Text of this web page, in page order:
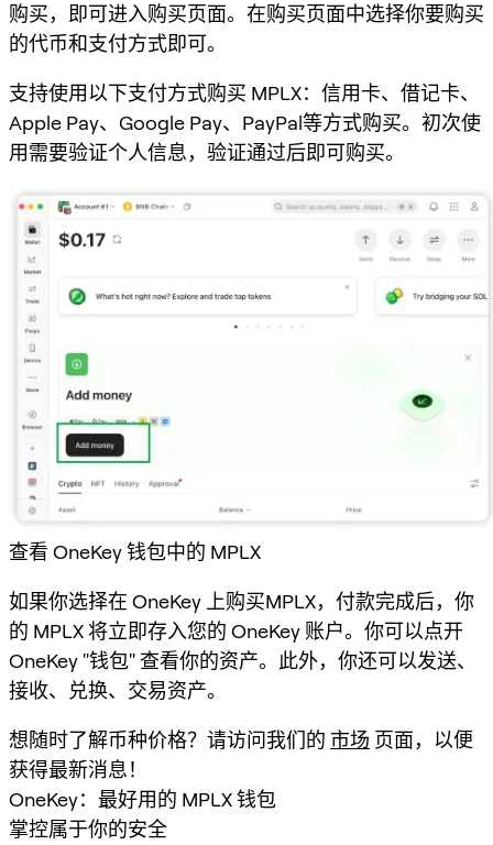
购买，即可进入购买页面。在购买页面中选择你要购买
的代币和支付方式即可。
支持使用以下支付方式购买 MPLX：信用卡、借记卡、
Apple Pay、Google Pay、PayPal等方式购买。初次使
用需要验证个人信息，验证通过后即可购买。
查看 OneKey 钱包中的 MPLX
如果你选择在 OneKey 上购买MPLX，付款完成后，你
的 MPLX 将立即存入您的 OneKey 账户。你可以点开
OneKey "钱包" 查看你的资产。此外，你还可以发送、
接收、兑换、交易资产。
想随时了解币种价格？请访问我们的 市场 页面，以便
获得最新消息！
OneKey：最好用的 MPLX 钱包
掌控属于你的安全